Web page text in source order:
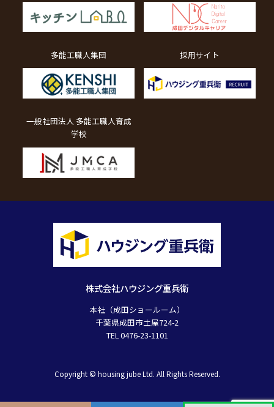
株式会社ハウジング重兵衛
本社（成田ショールーム）
千葉県成田市土屋724-2
TEL 0476-23-1101
多能工職人集団 採用サイト
一般社団法人 多能工職人育成
学校
Copyright © housing jube Ltd. All Rights Reserved.